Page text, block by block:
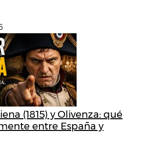
(1815) y Olivenza: qué
entre España y